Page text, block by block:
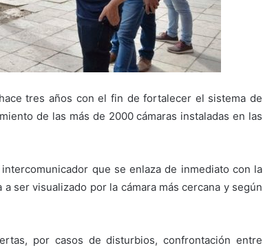
tres años con el fin de fortalecer el sistema de
de las más de 2000 cámaras instaladas en las
que se enlaza de inmediato con la
ser visualizado por la cámara más cercana y según
por casos de disturbios, confrontación entre